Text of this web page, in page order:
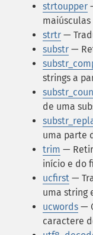
strtoupper
maiúsculas
strtr —
substr —
strings a
de uma
uma parte
trim —
início e do
ucfirst —
uma string
ucwords —
caractere